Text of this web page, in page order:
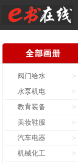
阀门给水 >
水泵机电 >
教育装备 >
美妆鞋服 >
汽车电器 >
机械化工 >